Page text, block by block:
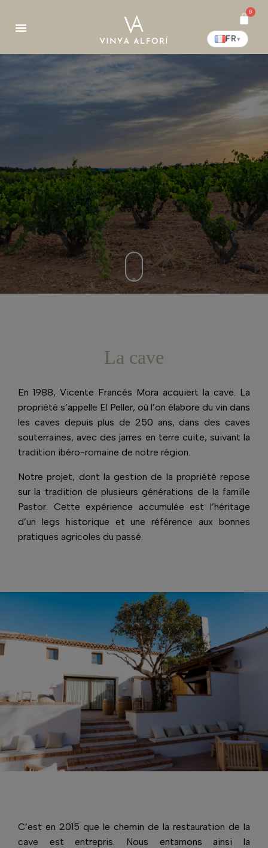
0
FR▾
La cave
En 1988, Vicente Francés Mora acquiert la cave. La
propriété s’appelle El Peller, où l’on élabore du vin dans
les caves depuis plus de 250 ans, dans des caves
souterraines, avec des jarres en terre cuite, suivant la
tradition ibéro-romaine de notre région.
Notre projet, dont la gestion de la propriété repose
sur la tradition de plusieurs générations de la famille
Pastor. Cette expérience accumulée est l’héritage
d’un legs historique et une référence aux bonnes
pratiques agricoles du passé.
C’est en 2015 que le chemin de la restauration de la
cave est entrepris. Nous entamons ainsi la